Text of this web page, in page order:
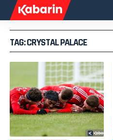
TAG: CRYSTAL PALACE